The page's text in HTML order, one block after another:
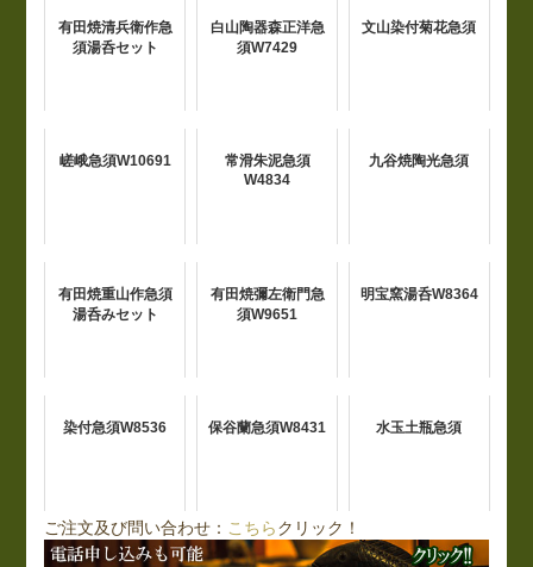
有田焼清兵衛作急
須湯呑セット
白山陶器森正洋急
須W7429
文山染付菊花急須
嵯峨急須W10691
常滑朱泥急須
W4834
九谷焼陶光急須
有田焼重山作急須
湯呑みセット
有田焼彌左衛門急
須W9651
明宝窯湯呑W8364
染付急須W8536 保谷蘭急須W8431 水玉土瓶急須
ご注文及び問い合わせ： こちらクリック！